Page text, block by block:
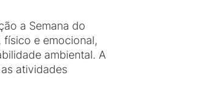
a Semana do
físico e emocional,
ambiental. A
atividades